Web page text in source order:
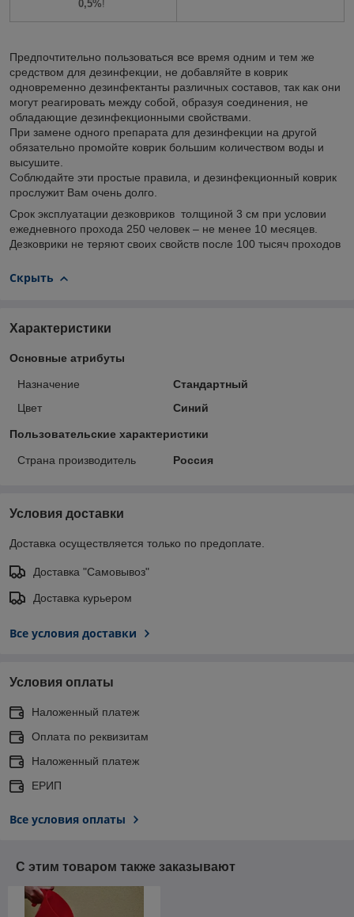
0,5%!
Предпочтительно пользоваться все время одним и тем же
средством для дезинфекции, не добавляйте в коврик
одновременно дезинфектанты различных составов, так как они
могут реагировать между собой, образуя соединения, не
обладающие дезинфекционными свойствами.
При замене одного препарата для дезинфекции на другой
обязательно промойте коврик большим количеством воды и
высушите.
Соблюдайте эти простые правила, и дезинфекционный коврик
прослужит Вам очень долго.
Срок эксплуатации дезковриков толщиной 3 см при условии
ежедневного прохода 250 человек – не менее 10 месяцев.
Дезковрики не теряют своих свойств после 100 тысяч проходов
Скрыть
Характеристики
Основные атрибуты
Назначение
Стандартный
Цвет
Синий
Пользовательские характеристики
Страна производитель Россия
Условия доставки
Доставка осуществляется только по предоплате.
Доставка "Самовывоз"
Доставка курьером
Все условия доставки
Условия оплаты
Наложенный платеж
Оплата по реквизитам
Наложенный платеж
ЕРИП
Все условия оплаты
С этим товаром также заказывают